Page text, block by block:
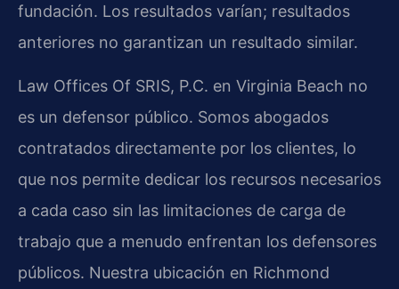
fundación. Los resultados varían; resultados
anteriores no garantizan un resultado similar.
Law Offices Of SRIS, P.C. en Virginia Beach no
es un defensor público. Somos abogados
contratados directamente por los clientes, lo
que nos permite dedicar los recursos necesarios
a cada caso sin las limitaciones de carga de
trabajo que a menudo enfrentan los defensores
públicos. Nuestra ubicación en Richmond